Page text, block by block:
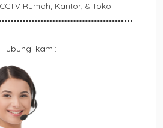
Rumah, Kantor, & Toko
Hubungi kami: